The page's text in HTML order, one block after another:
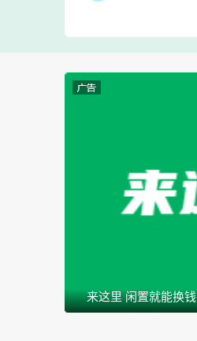
来这里 闲置就能换钱